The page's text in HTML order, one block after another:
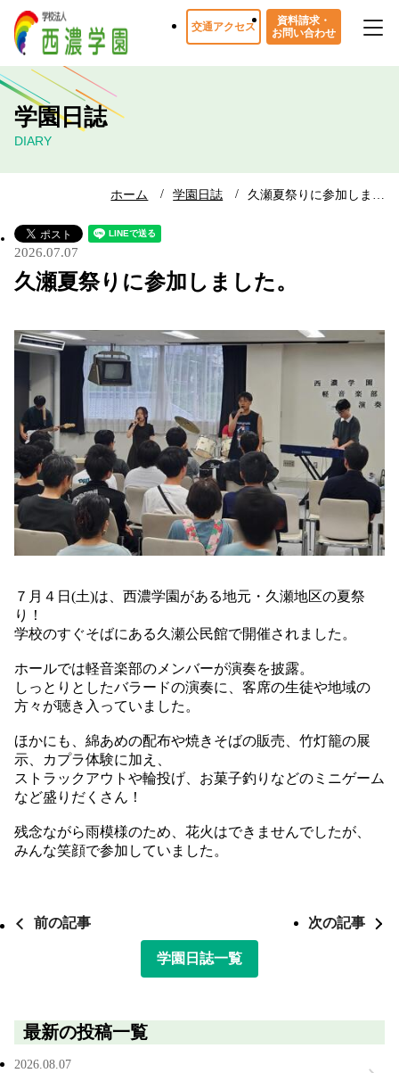
交通アクセス
資料請求・
お問い合わせ
学園日誌
DIARY
ホーム 学園日誌 久瀬夏祭りに参加しま…
2026.07.07
久瀬夏祭りに参加しました。
７月４日(土)は、西濃学園がある地元・久瀬地区の夏祭
り！
学校のすぐそばにある久瀬公民館で開催されました。
ホールでは軽音楽部のメンバーが演奏を披露。
しっとりとしたバラードの演奏に、客席の生徒や地域の
方々が聴き入っていました。
ほかにも、綿あめの配布や焼きそばの販売、竹灯籠の展
示、カプラ体験に加え、
ストラックアウトや輪投げ、お菓子釣りなどのミニゲーム
など盛りだくさん！
残念ながら雨模様のため、花火はできませんでしたが、
みんな笑顔で参加していました。
前の記事 次の記事
学園日誌一覧
最新の投稿一覧
2026.08.07